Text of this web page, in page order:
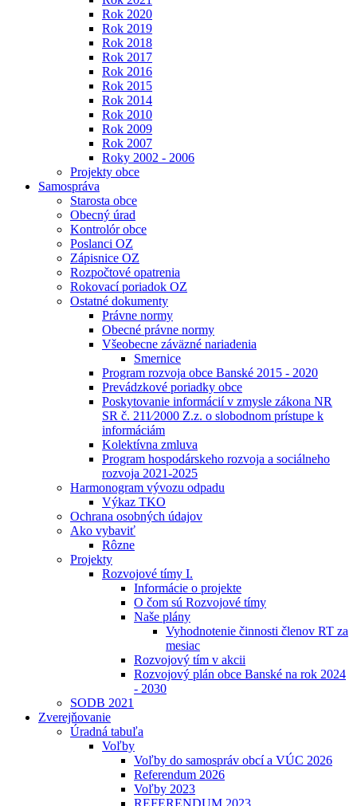
Rok 2020
Rok 2019
Rok 2018
Rok 2017
Rok 2016
Rok 2015
Rok 2014
Rok 2010
Rok 2009
Rok 2007
Roky 2002 - 2006
Projekty obce
Samospráva
Starosta obce
Obecný úrad
Kontrolór obce
Poslanci OZ
Zápisnice OZ
Rozpočtové opatrenia
Rokovací poriadok OZ
Ostatné dokumenty
Právne normy
Obecné právne normy
Všeobecne záväzné nariadenia
Smernice
Program rozvoja obce Banské 2015 - 2020
Prevádzkové poriadky obce
Poskytovanie informácií v zmysle zákona NR
SR č. 211⁄2000 Z.z. o slobodnom prístupe k
informáciám
Kolektívna zmluva
Program hospodárskeho rozvoja a sociálneho
rozvoja 2021-2025
Harmonogram vývozu odpadu
Výkaz TKO
Ochrana osobných údajov
Ako vybaviť
Rôzne
Projekty
Rozvojové tímy I.
Informácie o projekte
O čom sú Rozvojové tímy
Naše plány
Vyhodnotenie činnosti členov RT za
mesiac
Rozvojový tím v akcii
Rozvojový plán obce Banské na rok 2024
- 2030
SODB 2021
Zverejňovanie
Úradná tabuľa
Voľby
Voľby do samospráv obcí a VÚC 2026
Referendum 2026
Voľby 2023
REFERENDUM 2023